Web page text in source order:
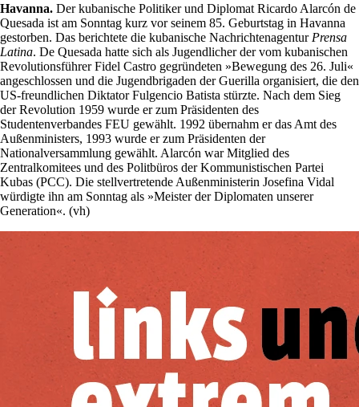
Havanna. Der kubanische Politiker und Diplomat Ricardo Alarcón de
Quesada ist am Sonntag kurz vor seinem 85. Geburtstag in Havanna
gestorben. Das berichtete die kubanische Nachrichtenagentur Prensa
Latina. De Quesada hatte sich als Jugendlicher der vom kubanischen
Revolutionsführer Fidel Castro gegründeten »Bewegung des 26. Juli«
angeschlossen und die Jugendbrigaden der Guerilla organisiert, die den
US-freundlichen Diktator Fulgencio Batista stürzte. Nach dem Sieg
der Revolution 1959 wurde er zum Präsidenten des
Studentenverbandes FEU gewählt. 1992 übernahm er das Amt des
Außenministers, 1993 wurde er zum Präsidenten der
Nationalversammlung gewählt. Alarcón war Mitglied des
Zentralkomitees und des Politbüros der Kommunistischen Partei
Kubas (PCC). Die stellvertretende Außenministerin Josefina Vidal
würdigte ihn am Sonntag als »Meister der Diplomaten unserer
Generation«. (vh)